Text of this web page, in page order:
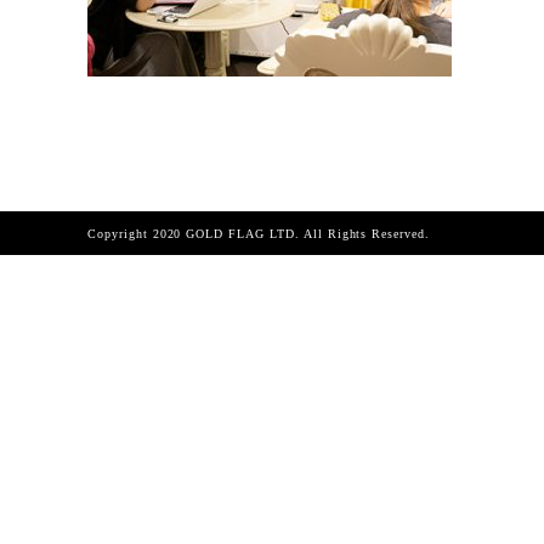
Copyright 2020 GOLD FLAG LTD. All Rights Reserved.